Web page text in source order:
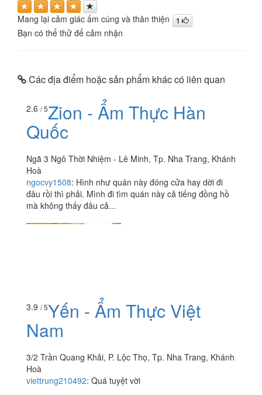
Mang lại cảm giác ấm cúng và thân thiện 1
Bạn có thể thử để cảm nhận
Các địa điểm hoặc sản phẩm khác có liên quan
2.6 / 5Zion - Ẩm Thực Hàn
Quốc
Ngã 3 Ngô Thời Nhiệm - Lê Minh, Tp. Nha Trang, Khánh
Hoà
ngocvy1508: Hình như quán này đóng cửa hay dời đi
đâu rồi thì phải. Mình đi tìm quán này cả tiếng đồng hồ
mà không thấy đâu cả...
3.9 / 5Yến - Ẩm Thực Việt
Nam
3/2 Trần Quang Khải, P. Lộc Thọ, Tp. Nha Trang, Khánh
Hoà
viettrung210492: Quá tuyệt vời